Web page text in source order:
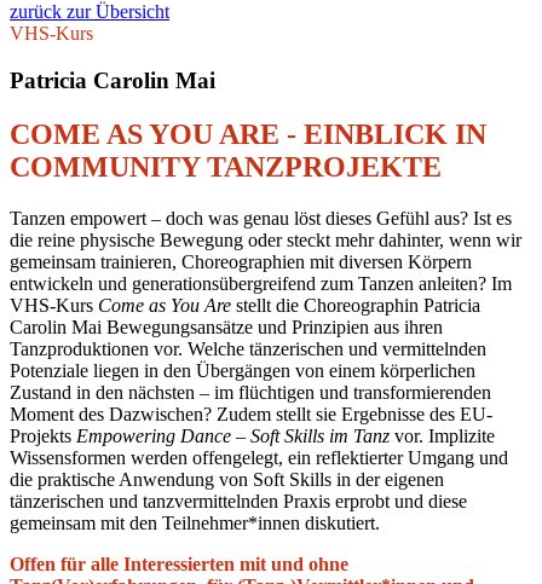
zurück zur Übersicht
VHS-Kurs
Patricia Carolin Mai
COME AS YOU ARE - EINBLICK IN
COMMUNITY TANZPROJEKTE
Tanzen empowert – doch was genau löst dieses Gefühl aus? Ist es
die reine physische Bewegung oder steckt mehr dahinter, wenn wir
gemeinsam trainieren, Choreographien mit diversen Körpern
entwickeln und generationsübergreifend zum Tanzen anleiten? Im
VHS-Kurs Come as You Are stellt die Choreographin Patricia
Carolin Mai Bewegungsansätze und Prinzipien aus ihren
Tanzproduktionen vor. Welche tänzerischen und vermittelnden
Potenziale liegen in den Übergängen von einem körperlichen
Zustand in den nächsten – im flüchtigen und transformierenden
Moment des Dazwischen? Zudem stellt sie Ergebnisse des EU-
Projekts Empowering Dance – Soft Skills im Tanz vor. Implizite
Wissensformen werden offengelegt, ein reflektierter Umgang und
die praktische Anwendung von Soft Skills in der eigenen
tänzerischen und tanzvermittelnden Praxis erprobt und diese
gemeinsam mit den Teilnehmer*innen diskutiert.
Offen für alle Interessierten mit und ohne